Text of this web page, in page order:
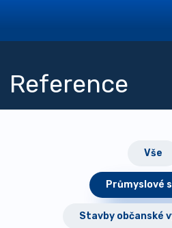
Reference
Vše
Průmyslové
Stavby občanské